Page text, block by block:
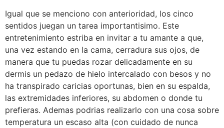
Igual que se menciono con anterioridad, los cinco
sentidos juegan un tarea importantisimo. Este
entretenimiento estriba en invitar a tu amante a que,
una vez estando en la cama, cerradura sus ojos, de
manera que tu puedas rozar delicadamente en su
dermis un pedazo de hielo intercalado con besos y no
ha transpirado caricias oportunas, bien en su espalda,
las extremidades inferiores, su abdomen o donde tu
prefieras. Ademas podrias realizarlo con una cosa sobre
temperatura un escaso alta (con cuidado de nunca